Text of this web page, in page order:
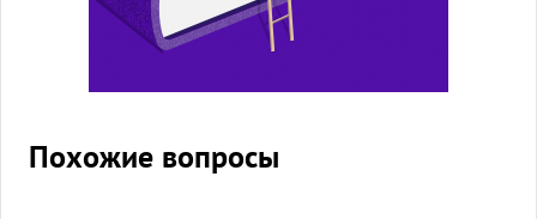
Похожие вопросы